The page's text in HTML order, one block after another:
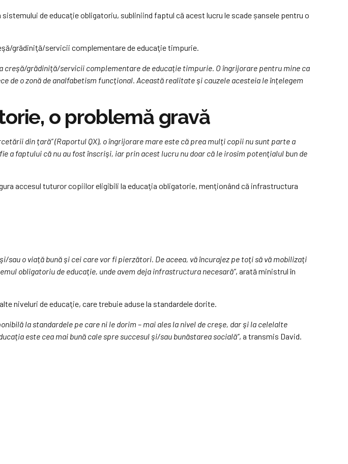
de educaţie obligatoriu, subliniind faptul că acest lucru le scade șansele pentru o
grădiniţă/servicii complementare de educaţie timpurie.
grădiniţă/servicii complementare de educaţie timpurie. O îngrijorare pentru mine ca
de o zonă de analfabetism funcţional. Această realitate şi cauzele acesteia le înţelegem
o problemă gravă
din ţară” (Raportul QX), o îngrijorare mare este că prea mulţi copii nu sunt parte a
a faptului că nu au fost înscrişi, iar prin acest lucru nu doar că le irosim potenţialul bun de
accesul tuturor copiilor eligibili la educaţia obligatorie, menţionând că infrastructura
o viaţă bună şi cei care vor fi pierzători. De aceea, vă încurajez pe toţi să vă mobilizaţi
obligatoriu de educaţie, unde avem deja infrastructura necesară”, arată ministrul în
niveluri de educaţie, care trebuie aduse la standardele dorite.
la standardele pe care ni le dorim – mai ales la nivel de creşe, dar şi la celelalte
este cea mai bună cale spre succesul şi/sau bunăstarea socială”, a transmis David.